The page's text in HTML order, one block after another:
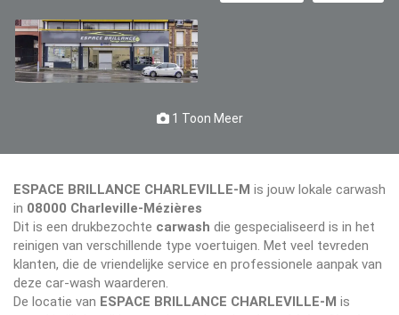
1 Toon Meer
ESPACE BRILLANCE CHARLEVILLE-M is jouw lokale carwash
in 08000 Charleville-Mézières
Dit is een drukbezochte carwash die gespecialiseerd is in het
reinigen van verschillende type voertuigen. Met veel tevreden
klanten, die de vriendelijke service en professionele aanpak van
deze car-wash waarderen.
De locatie van ESPACE BRILLANCE CHARLEVILLE-M is